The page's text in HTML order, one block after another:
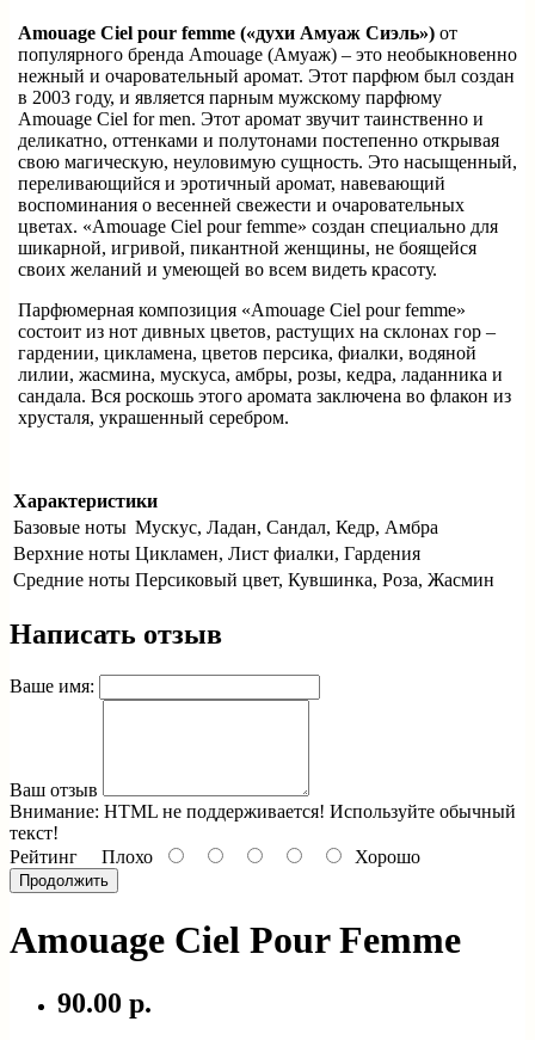
Amouage Ciel pour femme («духи Амуаж Сиэль»)от
популярного бренда Amouage (Амуаж) – это необыкновенно
нежный и очаровательный аромат. Этот парфюм был создан
в 2003 году, и является парным мужскому парфюму
Amouage Ciel for men. Этот аромат звучит таинственно и
деликатно, оттенками и полутонами постепенно открывая
свою магическую, неуловимую сущность. Это насыщенный,
переливающийся и эротичный аромат, навевающий
воспоминания о весенней свежести и очаровательных
цветах. «Amouage Ciel pour femme» создан специально для
шикарной, игривой, пикантной женщины, не боящейся
своих желаний и умеющей во всем видеть красоту.
Парфюмерная композиция «Amouage Ciel pour femme»
состоит из нот дивных цветов, растущих на склонах гор –
гардении, цикламена, цветов персика, фиалки, водяной
лилии, жасмина, мускуса, амбры, розы, кедра, ладанника и
сандала. Вся роскошь этого аромата заключена во флакон из
хрусталя, украшенный серебром.
Характеристики
Базовые ноты Мускус, Ладан, Сандал, Кедр, Амбра
Верхние ноты Цикламен, Лист фиалки, Гардения
Средние ноты Персиковый цвет, Кувшинка, Роза, Жасмин
Написать отзыв
Ваше имя:
Ваш отзыв
Внимание: HTML не поддерживается! Используйте обычный
текст!
Рейтинг Плохо Хорошо
Продолжить
Amouage Ciel Pour Femme
90.00 р.